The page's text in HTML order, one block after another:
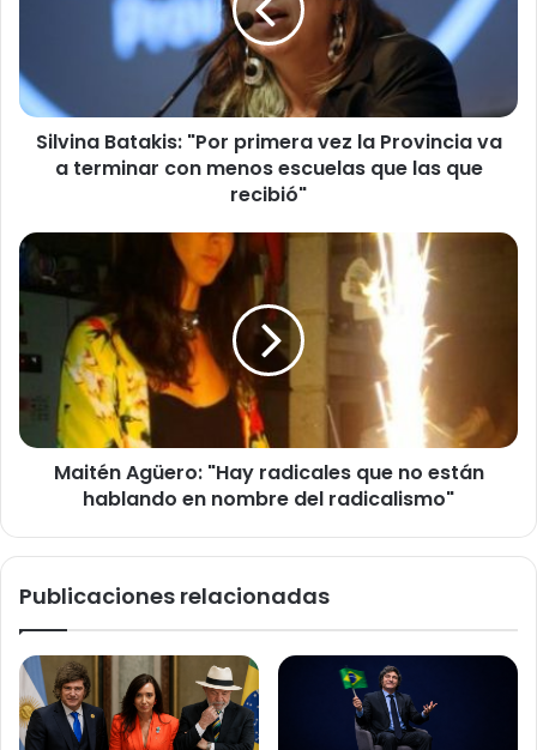
va
a
terminar
que
que
recibió"
Silvina Batakis: "Por primera vez la Provincia va
a terminar con menos escuelas que las que
recibió"
Maitén
Agüero:
"Hay
radicales
que
no
están
hablando
en
nombreMaitén Agüero: "Hay radicales que no están
hablando en nombre del radicalismo"
Publicaciones relacionadas